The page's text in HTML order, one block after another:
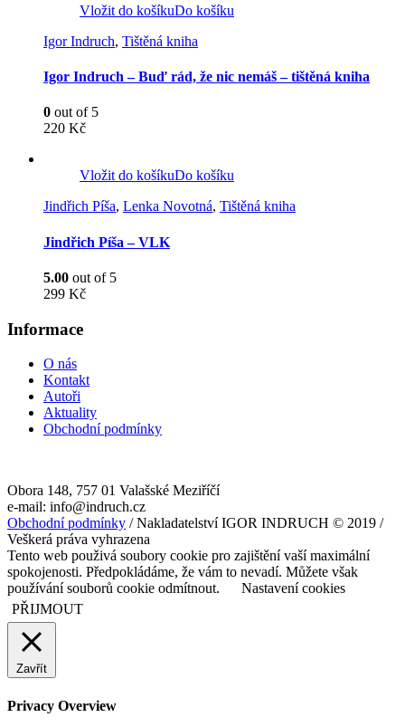
Vložit do košíkuDo košíku
Igor Indruch, Tištěná kniha
Igor Indruch – Buď rád, že nic nemáš – tištěná kniha
0 out of 5
220 Kč
Vložit do košíkuDo košíku
Jindřich Píša, Lenka Novotná, Tištěná kniha
Jindřich Píša – VLK
5.00 out of 5
299 Kč
Informace
O nás
Kontakt
Autoři
Aktuality
Obchodní podmínky
Obora 148, 757 01 Valašské Meziříčí
e-mail: info@indruch.cz
Obchodní podmínky / Nakladatelství IGOR INDRUCH © 2019 /
Veškerá práva vyhrazena
Tento web použivá soubory cookie pro zajištění vaší maximální
spokojenosti. Předpokládáme, že vám to nevadí. Můžete však
používání souborů cookie odmítnout.
Nastavení cookies
PŘIJMOUT
Zavřít
Privacy Overview